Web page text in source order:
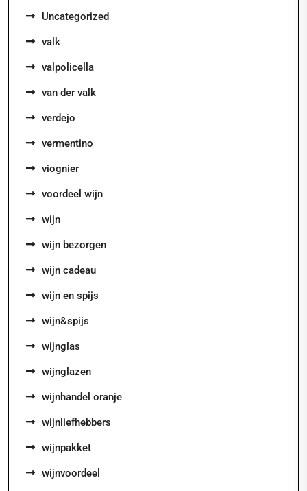
Uncategorized
valk
valpolicella
van der valk
verdejo
vermentino
viognier
voordeel wijn
wijn
wijn bezorgen
wijn cadeau
wijn en spijs
wijn&spijs
wijnglas
wijnglazen
wijnhandel oranje
wijnliefhebbers
wijnpakket
wijnvoordeel